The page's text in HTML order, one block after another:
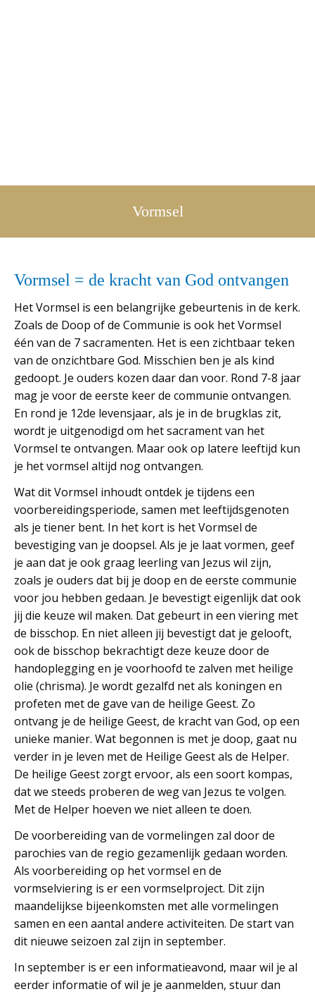
Vormsel
Vormsel = de kracht van God ontvangen
Het Vormsel is een belangrijke gebeurtenis in de kerk.
Zoals de Doop of de Communie is ook het Vormsel
één van de 7 sacramenten. Het is een zichtbaar teken
van de onzichtbare God. Misschien ben je als kind
gedoopt. Je ouders kozen daar dan voor. Rond 7-8 jaar
mag je voor de eerste keer de communie ontvangen.
En rond je 12de levensjaar, als je in de brugklas zit,
wordt je uitgenodigd om het sacrament van het
Vormsel te ontvangen. Maar ook op latere leeftijd kun
je het vormsel altijd nog ontvangen.
Wat dit Vormsel inhoudt ontdek je tijdens een
voorbereidingsperiode, samen met leeftijdsgenoten
als je tiener bent. In het kort is het Vormsel de
bevestiging van je doopsel. Als je je laat vormen, geef
je aan dat je ook graag leerling van Jezus wil zijn,
zoals je ouders dat bij je doop en de eerste communie
voor jou hebben gedaan. Je bevestigt eigenlijk dat ook
jij die keuze wil maken. Dat gebeurt in een viering met
de bisschop. En niet alleen jij bevestigt dat je gelooft,
ook de bisschop bekrachtigt deze keuze door de
handoplegging en je voorhoofd te zalven met heilige
olie (chrisma). Je wordt gezalfd net als koningen en
profeten met de gave van de heilige Geest. Zo
ontvang je de heilige Geest, de kracht van God, op een
unieke manier. Wat begonnen is met je doop, gaat nu
verder in je leven met de Heilige Geest als de Helper.
De heilige Geest zorgt ervoor, als een soort kompas,
dat we steeds proberen de weg van Jezus te volgen.
Met de Helper hoeven we niet alleen te doen.
De voorbereiding van de vormelingen zal door de
parochies van de regio gezamenlijk gedaan worden.
Als voorbereiding op het vormsel en de
vormselviering is er een vormselproject. Dit zijn
maandelijkse bijeenkomsten met alle vormelingen
samen en een aantal andere activiteiten. De start van
dit nieuwe seizoen zal zijn in september.
In september is er een informatieavond, maar wil je al
eerder informatie of wil je je aanmelden, stuur dan